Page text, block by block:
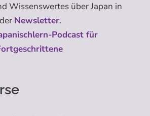
Wissenswertes über Japan in
Newsletter.
Podcast für